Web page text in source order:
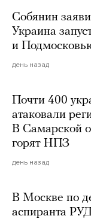
Собянин
Украина
и
день назад
Почти 400
атаковали
В Самарской
горят НПЗ
день назад
В Москве по
аспиранта